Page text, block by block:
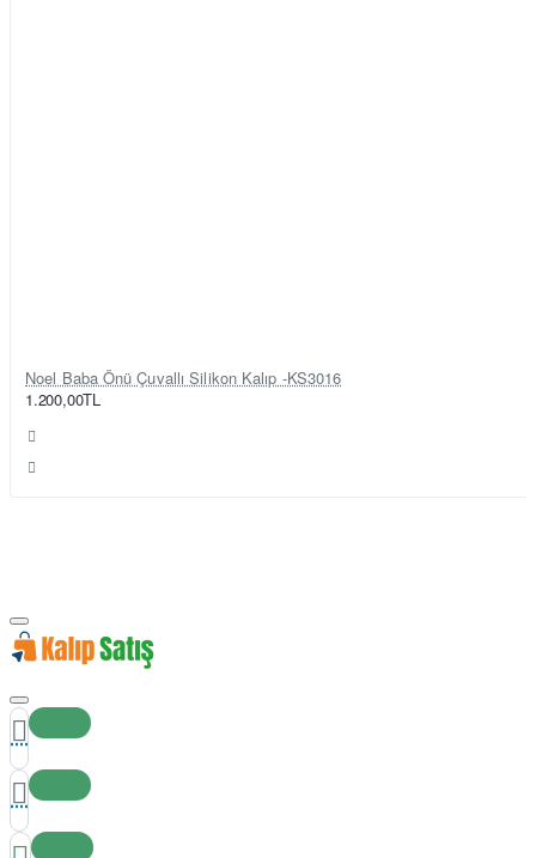
Noel Baba Önü Çuvallı Silikon Kalıp -KS3016
1.200,00TL